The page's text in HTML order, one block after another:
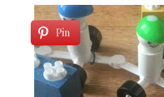
Pin